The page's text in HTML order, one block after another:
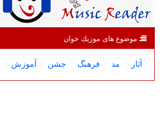
موضوع های موزیك خوان
آثار مد فرهنگ جشن آموزش